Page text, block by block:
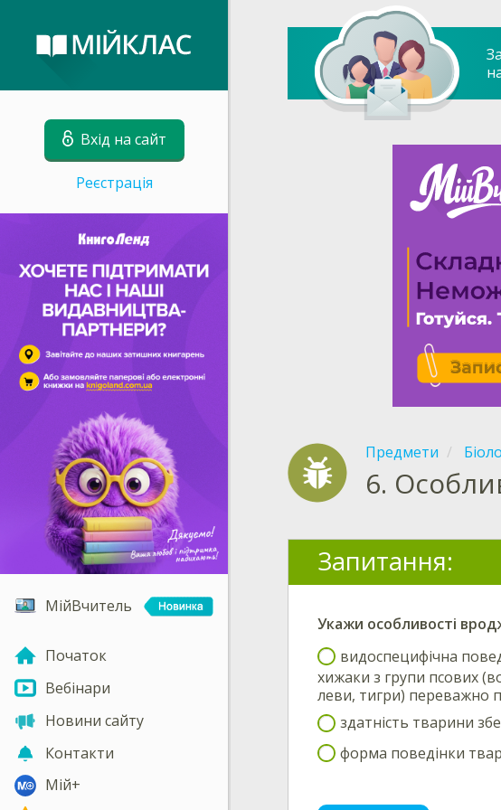
Вхід на сайт
Реєстрація
МійВчитель
Початок
Вебінари
Новини сайту
Контакти
Мій+
Предмети
6.
Запитання:
Укажи особливості
видоспецифічна
хижаки з групи псових
леви, тигри) переважно
здатність тварини
форма поведінки